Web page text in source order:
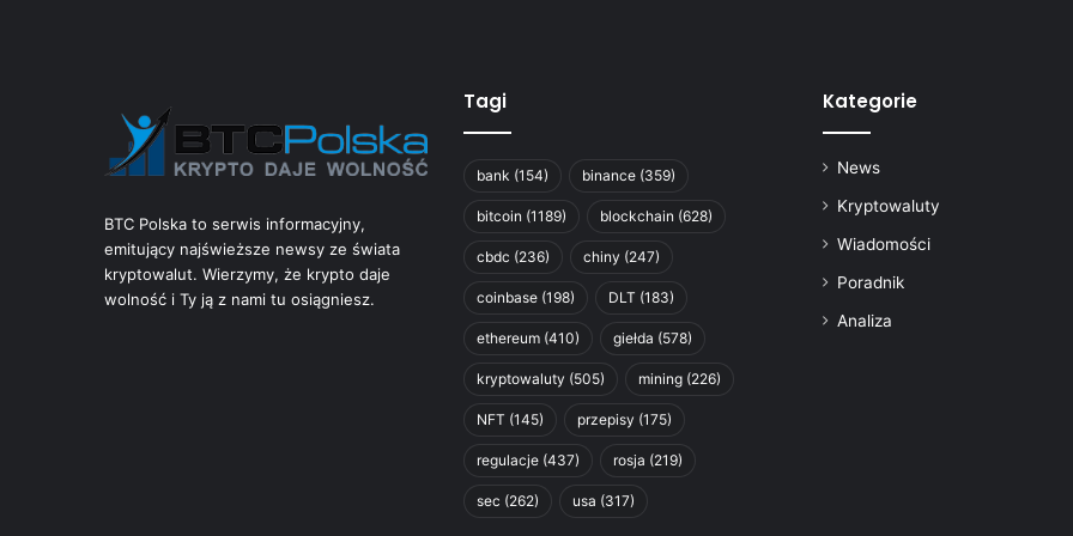
BTC Polska to serwis informacyjny,
emitujący najświeższe newsy ze świata
kryptowalut. Wierzymy, że krypto daje
wolność i Ty ją z nami tu osiągniesz.
Tagi
bank (154) binance (359)
bitcoin (1189) blockchain (628)
cbdc (236) chiny (247)
coinbase (198) DLT (183)
ethereum (410) giełda (578)
kryptowaluty (505) mining (226)
NFT (145) przepisy (175)
regulacje (437) rosja (219)
sec (262) usa (317)
Kategorie
News
Kryptowaluty
Wiadomości
Poradnik
Analiza